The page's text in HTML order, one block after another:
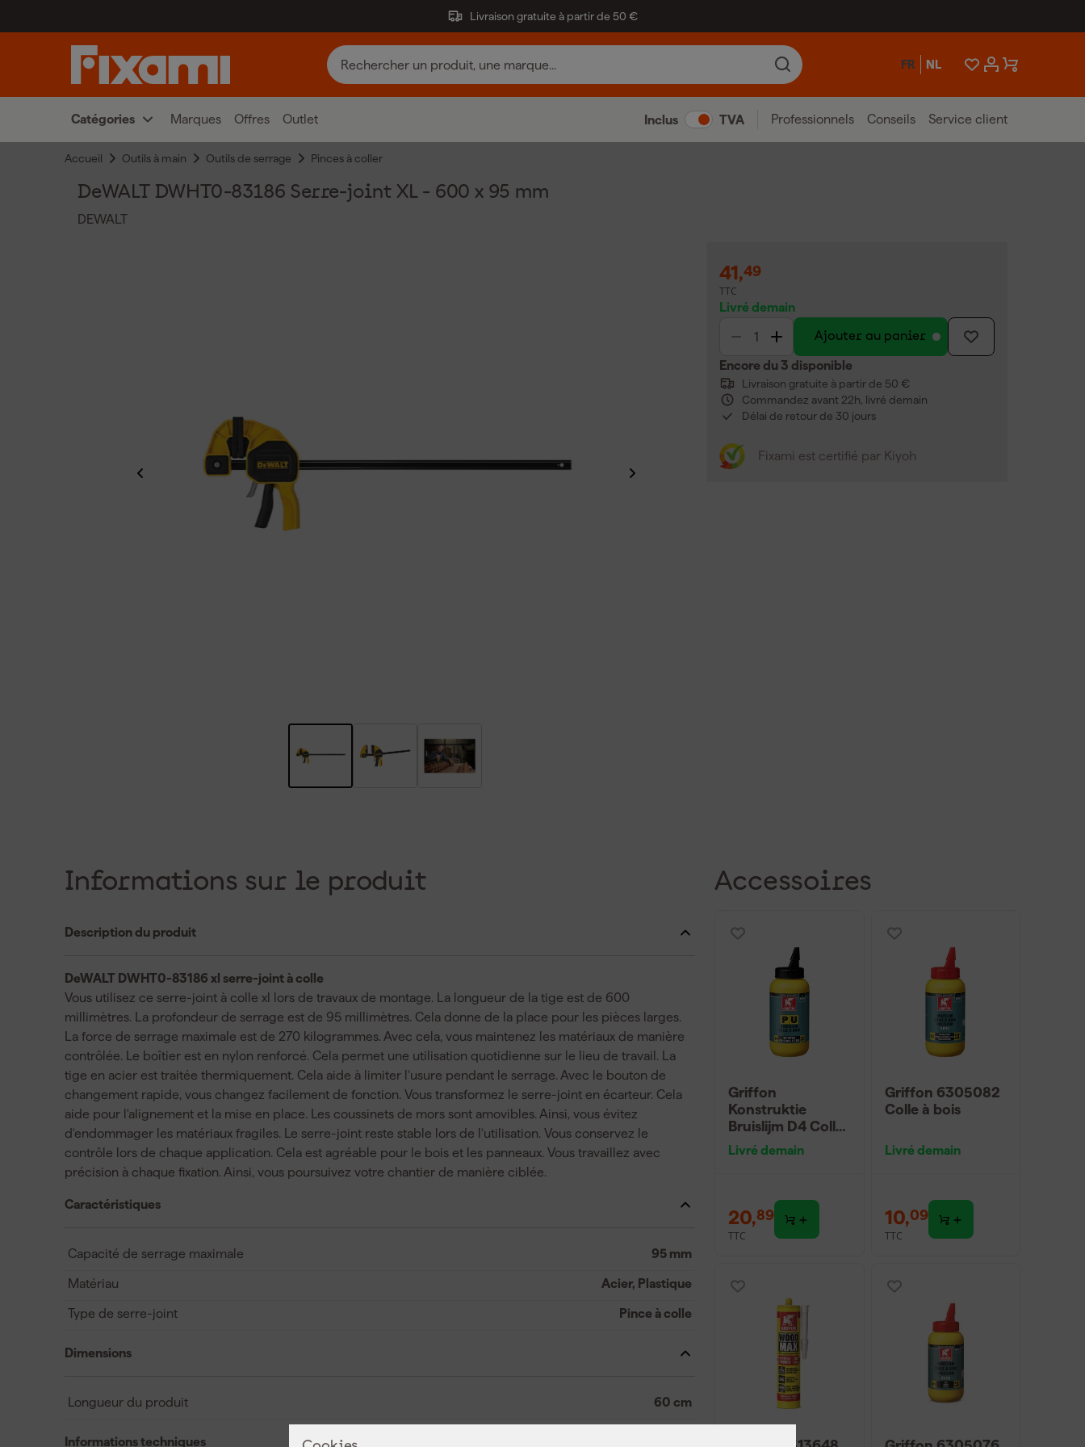
Livraison gratuite à partir de 50 €
FR NL
Catégories Marques Offres Outlet Inclus TVA Professionnels Conseils Service client
Accueil Outils à main Outils de serrage Pinces à coller
DeWALT DWHT0-83186 Serre-joint XL - 600 x 95 mm
DEWALT
41,49
TTC
Livré demain
Ajouter au panier
Encore du 3 disponible
Livraison gratuite à partir de 50 €
Commandez avant 22h, livré demain
Délai de retour de 30 jours
Fixami est certifié par Kiyoh
Informations sur le produit
Description du produit
DeWALT DWHT0-83186 xl serre-joint à colle
Vous utilisez ce serre-joint à colle xl lors de travaux de montage. La longueur de la tige est de 600
millimètres. La profondeur de serrage est de 95 millimètres. Cela donne de la place pour les pièces larges.
La force de serrage maximale est de 270 kilogrammes. Avec cela, vous maintenez les matériaux de manière
contrôlée. Le boîtier est en nylon renforcé. Cela permet une utilisation quotidienne sur le lieu de travail. La
tige en acier est traitée thermiquement. Cela aide à limiter l'usure pendant le serrage. Avec le bouton de
changement rapide, vous changez facilement de fonction. Vous transformez le serre-joint en écarteur. Cela
aide pour l'alignement et la mise en place. Les coussinets de mors sont amovibles. Ainsi, vous évitez
d'endommager les matériaux fragiles. Le serre-joint reste stable lors de l'utilisation. Vous conservez le
contrôle lors de chaque application. Cela est agréable pour le bois et les panneaux. Vous travaillez avec
précision à chaque fixation. Ainsi, vous poursuivez votre chantier de manière ciblée.
Caractéristiques
Capacité de serrage maximale 95 mm
Matériau Acier, Plastique
Type de serre-joint Pince à colle
Dimensions
Longueur du produit 60 cm
Informations techniques
Accessoires
Griffon
Konstruktie
Bruislijm D4 Colle
à bois
Livré demain
20,89
TTC
Griffon 6305082
Colle à bois
Livré demain
10,09
TTC